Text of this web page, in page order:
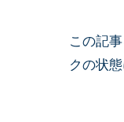
この記
クの状